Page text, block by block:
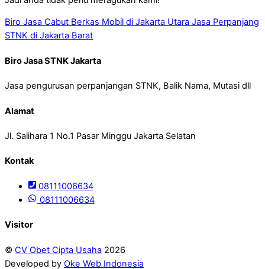
Biro Jasa Cabut Berkas Mobil di Jakarta Utara Jasa Perpanjang
STNK di Jakarta Barat
Biro Jasa STNK Jakarta
Jasa pengurusan perpanjangan STNK, Balik Nama, Mutasi dll
Alamat
Jl. Salihara 1 No.1 Pasar Minggu Jakarta Selatan
Kontak
08111006634
08111006634
Visitor
© CV Obet Cipta Usaha 2026
Developed by Oke Web Indonesia